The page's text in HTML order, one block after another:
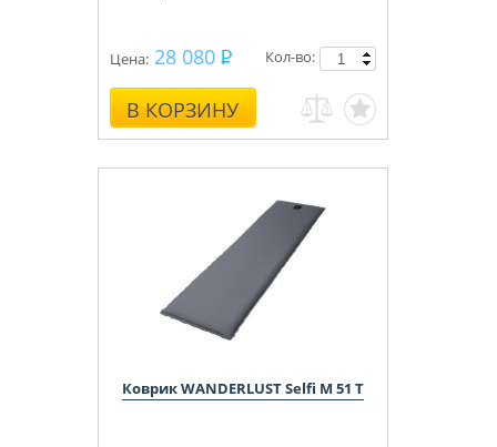
Цена: 28 080
В КОРЗИНУ
Кол-во:
Коврик WANDERLUST Selfi M 51 T